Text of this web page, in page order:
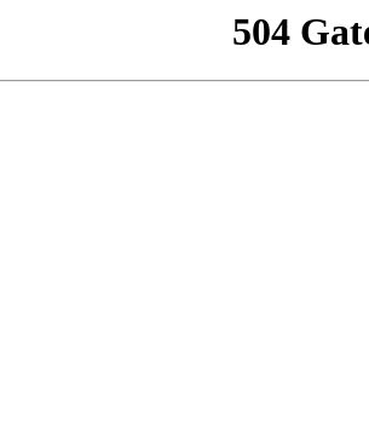
504